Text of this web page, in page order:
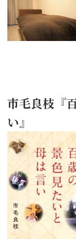
市毛良枝『
い』